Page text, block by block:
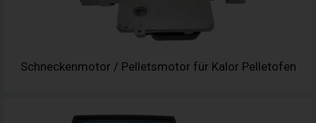
Schneckenmotor / Pelletsmotor für Kalor Pelletofen